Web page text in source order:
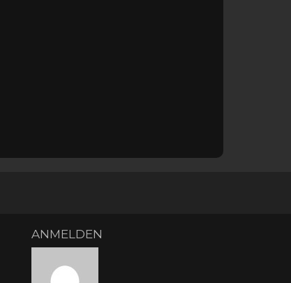
ANMELDEN